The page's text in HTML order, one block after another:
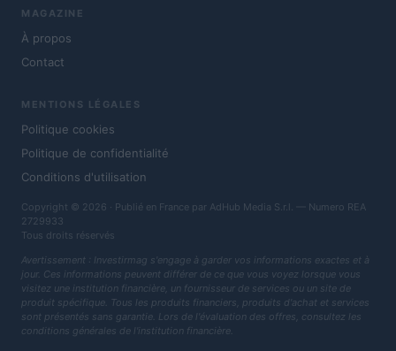
MAGAZINE
À propos
Contact
MENTIONS LÉGALES
Politique cookies
Politique de confidentialité
Conditions d'utilisation
Copyright © 2026 · Publié en France par AdHub Media S.r.l. — Numero REA
2729933
Tous droits réservés
Avertissement : Investirmag s'engage à garder vos informations exactes et à
jour. Ces informations peuvent différer de ce que vous voyez lorsque vous
visitez une institution financière, un fournisseur de services ou un site de
produit spécifique. Tous les produits financiers, produits d'achat et services
sont présentés sans garantie. Lors de l'évaluation des offres, consultez les
conditions générales de l'institution financière.